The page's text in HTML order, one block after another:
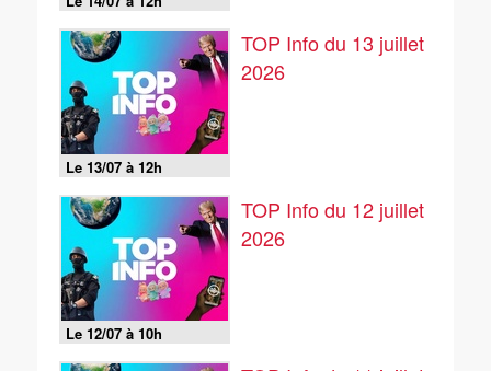
Le 13/07 à 12h
TOP Info du 13 juillet
2026
Le 12/07 à 10h
TOP Info du 12 juillet
2026